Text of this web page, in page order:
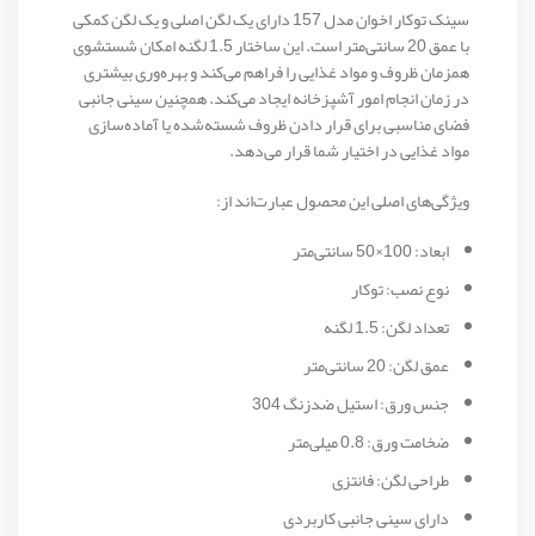
سینک توکار اخوان مدل 157 دارای یک لگن اصلی و یک لگن کمکی
با عمق 20 سانتی‌متر است. این ساختار 1.5 لگنه امکان شستشوی
همزمان ظروف و مواد غذایی را فراهم می‌کند و بهره‌وری بیشتری
در زمان انجام امور آشپزخانه ایجاد می‌کند. همچنین سینی جانبی
فضای مناسبی برای قرار دادن ظروف شسته‌شده یا آماده‌سازی
مواد غذایی در اختیار شما قرار می‌دهد.
ویژگی‌های اصلی این محصول عبارت‌اند از:
ابعاد: 100×50 سانتی‌متر
نوع نصب: توکار
تعداد لگن: 1.5 لگنه
عمق لگن: 20 سانتی‌متر
جنس ورق: استیل ضدزنگ 304
ضخامت ورق: 0.8 میلی‌متر
طراحی لگن: فانتزی
دارای سینی جانبی کاربردی